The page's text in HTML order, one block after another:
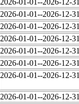
2026-01-01--2026-12-31
2026-01-01--2026-12-31
2026-01-01--2026-12-31
2026-01-01--2026-12-31
2026-01-01--2026-12-31
2026-01-01--2026-12-31
2026-01-01--2026-12-31
2026-01-01--2026-12-31